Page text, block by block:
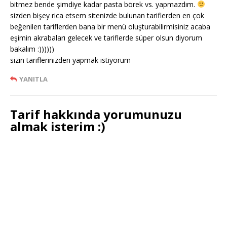
bitmez bende şimdiye kadar pasta börek vs. yapmazdım.
sizden bişey rica etsem sitenizde bulunan tariflerden en çok
beğenilen tariflerden bana bir menü oluşturabilirmisiniz acaba
eşimin akrabaları gelecek ve tariflerde süper olsun diyorum
bakalım :))))))
sizin tariflerinizden yapmak istiyorum
YANITLA
Tarif hakkında yorumunuzu
almak isterim :)